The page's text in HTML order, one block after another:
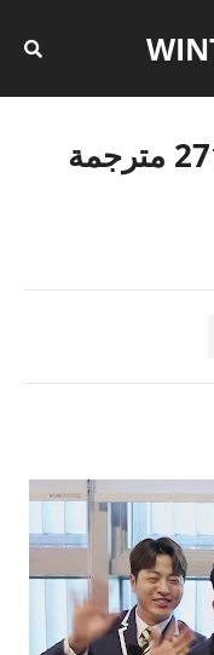
الاخوة المدركون حلقة 271 مترجمة